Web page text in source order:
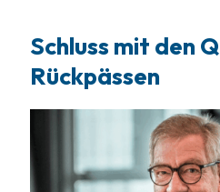
Schluss mit den
Rückpässen